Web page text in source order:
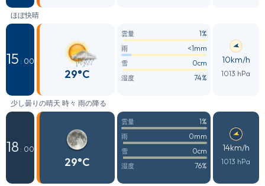
ほぼ快晴
15 : 00
29°C
雲量 1%
雨 <1mm
雪 0cm
湿度 74%
10km/h
1013 hPa
少し曇りの晴天 時々 雨の降る
18 : 00
29°C
雲量 1%
雨 0mm
雪 0cm
湿度 76%
14km/h
1013 hPa